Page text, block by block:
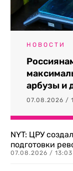
НОВОСТИ
арбузы и
07.08.2026 /
NYT: ЦРУ
подготовки
07.08.2026 / 13:03